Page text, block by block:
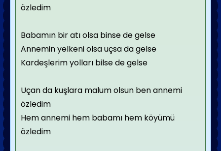
özledim
Babamın bir atı olsa binse de gelse
Annemin yelkeni olsa uçsa da gelse
Kardeşlerim yolları bilse de gelse
Uçan da kuşlara malum olsun ben annemi
özledim
Hem annemi hem babamı hem köyümü
özledim